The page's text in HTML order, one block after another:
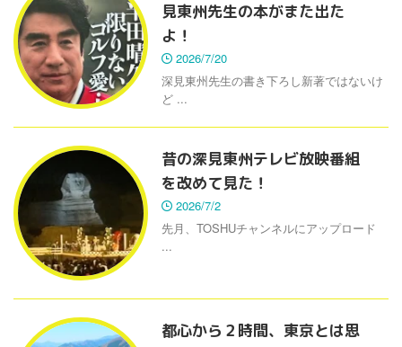
見東州先生の本がまた出た
よ！
2026/7/20
深見東州先生の書き下ろし新著ではないけ
ど ...
昔の深見東州テレビ放映番組
を改めて見た！
2026/7/2
先月、TOSHUチャンネルにアップロード
...
都心から２時間、東京とは思